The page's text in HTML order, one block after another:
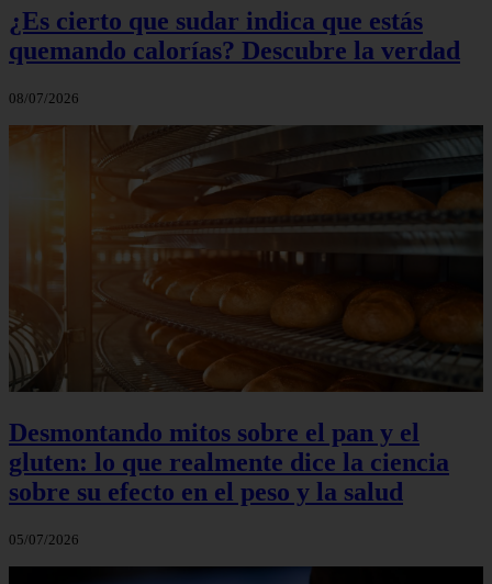
¿Es cierto que sudar indica que estás
quemando calorías? Descubre la verdad
08/07/2026
Desmontando mitos sobre el pan y el
gluten: lo que realmente dice la ciencia
sobre su efecto en el peso y la salud
05/07/2026